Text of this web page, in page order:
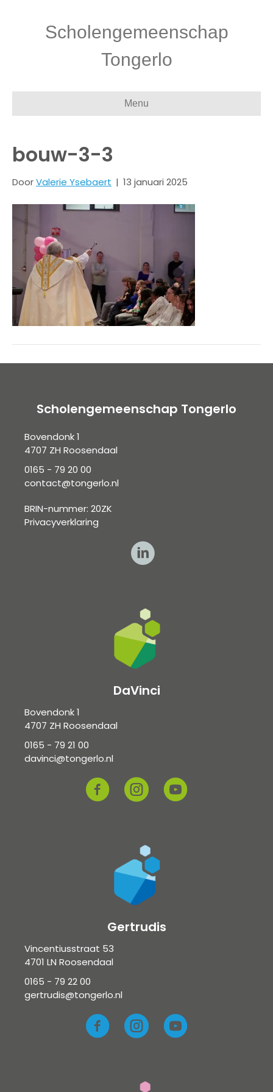
Scholengemeenschap
Tongerlo
Menu
bouw-3-3
DoorValerie Ysebaert | 13 januari 2025
Scholengemeenschap Tongerlo
Bovendonk 1
4707 ZH Roosendaal
0165 - 79 20 00
contact@tongerlo.nl
BRIN-nummer: 20ZK
Privacyverklaring
DaVinci
Bovendonk 1
4707 ZH Roosendaal
0165 - 79 21 00
davinci@tongerlo.nl
Gertrudis
Vincentiusstraat 53
4701 LN Roosendaal
0165 - 79 22 00
gertrudis@tongerlo.nl